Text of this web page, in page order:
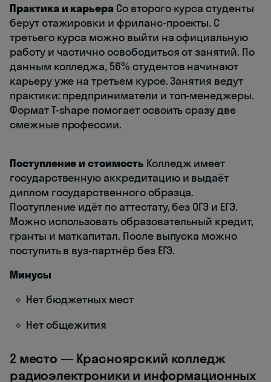
Практика и карьера Со второго курса студенты
берут стажировки и фриланс-проекты. С
третьего курса можно выйти на официальную
работу и частично освободиться от занятий. По
данным колледжа, 56% студентов начинают
карьеру уже на третьем курсе. Занятия ведут
практики: предприниматели и топ-менеджеры.
Формат T-shape помогает освоить сразу две
смежные профессии.
Поступление и стоимость Колледж имеет
государственную аккредитацию и выдаёт
диплом государственного образца.
Поступление идёт по аттестату, без ОГЭ и ЕГЭ.
Можно использовать образовательный кредит,
гранты и маткапитал. После выпуска можно
поступить в вуз-партнёр без ЕГЭ.
Минусы
Нет бюджетных мест
Нет общежития
2 место — Красноярский колледж
радиоэлектроники и информационных